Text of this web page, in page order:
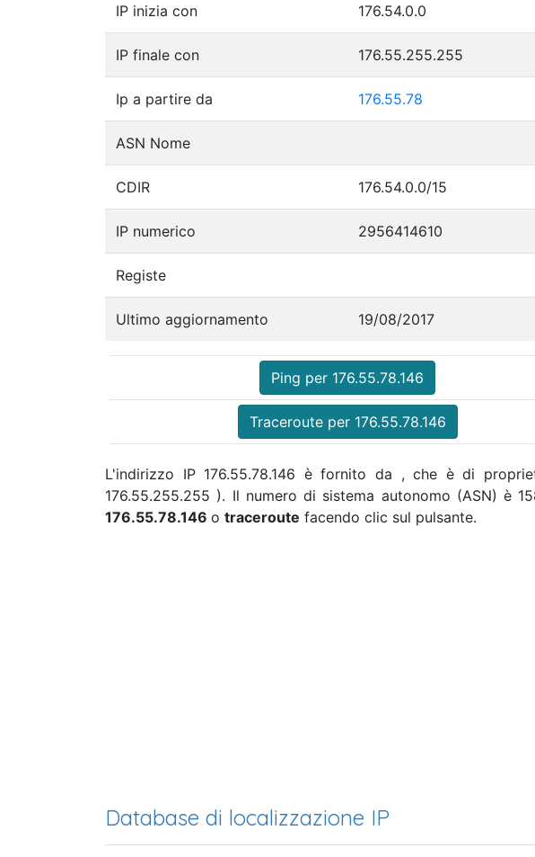
IP inizia con 176.54.0.0
IP finale con 176.55.255.255
Ip a partire da 176.55.78
ASN Nome
CDIR 176.54.0.0/15
IP numerico 2956414610
Registe
Ultimo aggiornamento 19/08/2017
Ping per 176.55.78.146
Traceroute per 176.55.78.146
L'indirizzo IP 176.55.78.146 è fornito da , che è di
176.55.255.255 ). Il numero di sistema autonomo (ASN) è
176.55.78.146 o traceroute facendo clic sul pulsante.
Database di localizzazione IP